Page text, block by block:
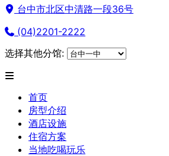
台中市北区中清路一段36号
(04)2201-2222
选择其他分馆:
首页
房型介绍
酒店设施
住宿方案
当地吃喝玩乐